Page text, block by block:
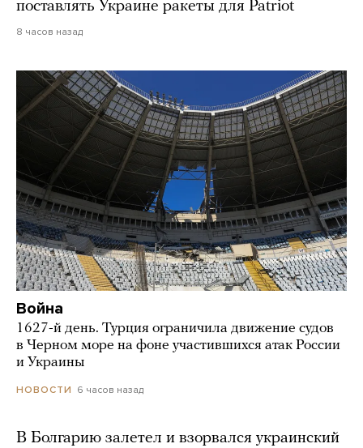
поставлять Украине ракеты для Patriot
8 часов назад
Война
1627-й день. Турция ограничила движение судов
в Черном море на фоне участившихся атак России
и Украины
НОВОСТИ 6 часов назад
В Болгарию залетел и взорвался украинский